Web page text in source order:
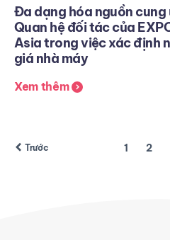
Đa dạng hóa nguồn cung
Quan hệ đối tác của
Asia trong việc xác định
giá nhà máy
Xem thêm
Trước 1 2